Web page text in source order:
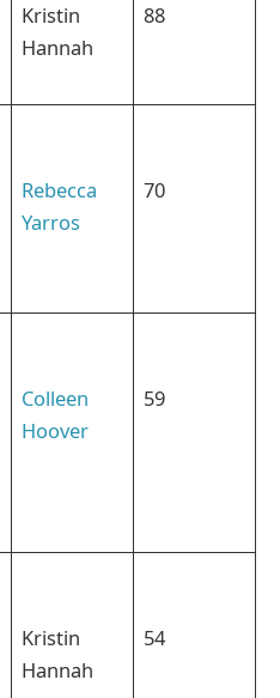
Kristin
Hannah
88
Rebecca
Yarros
70
Colleen
Hoover
59
Kristin
Hannah
54